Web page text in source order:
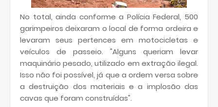
No total, ainda conforme a Polícia Federal, 500
garimpeiros deixaram o local de forma ordeira e
levaram seus pertences em motocicletas e
veículos de passeio. "Alguns queriam levar
maquinário pesado, utilizado em extração ilegal.
Isso não foi possível, já que a ordem versa sobre
a destruição dos materiais e a implosão das
cavas que foram construídas".